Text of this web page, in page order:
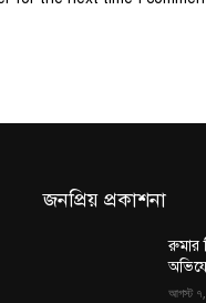
জনপ্রিয় প্রকাশনা
রুমার
আগস্ট